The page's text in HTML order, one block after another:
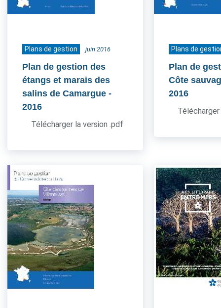
Plans de gestion juin 2016
Plan de gestion des
étangs et marais des
salins de Camargue -
2016
Télécharger la version .pdf
Plans de
Plan de
Côte
2016